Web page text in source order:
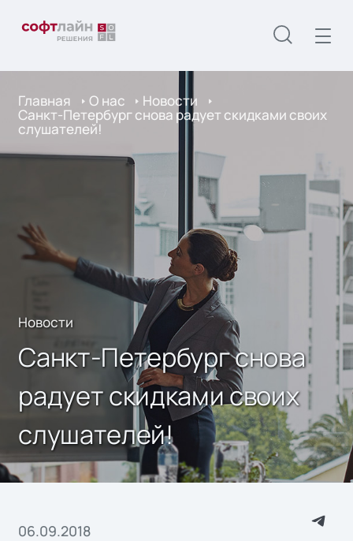
Главная О нас Новости
Санкт-Петербург снова радует скидками своих
слушателей!
Новости
Санкт-Петербург снова
радует скидками своих
слушателей!
06.09.2018